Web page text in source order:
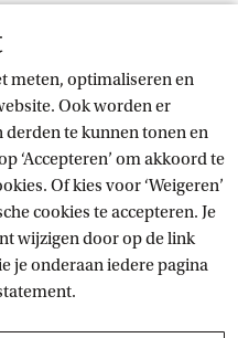
meten, optimaliseren en
Ook worden er
te kunnen tonen en
‘Accepteren’ om akkoord te
Of kies voor ‘Weigeren’
cookies te accepteren. Je
wijzigen door op de link
je onderaan iedere pagina